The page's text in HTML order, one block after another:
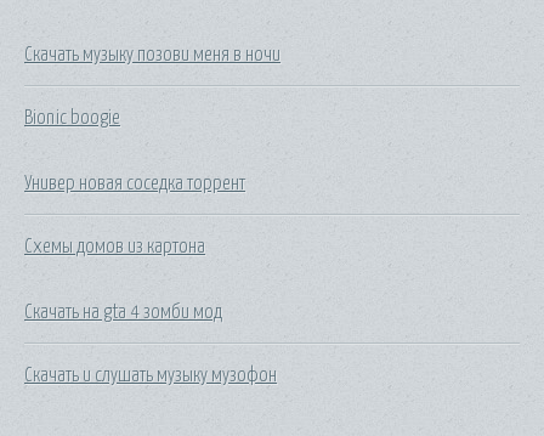
Скачать музыку позови меня в ночи
Bionic boogie
Универ новая соседка торрент
Схемы домов из картона
Скачать на gta 4 зомби мод
Скачать и слушать музыку музофон